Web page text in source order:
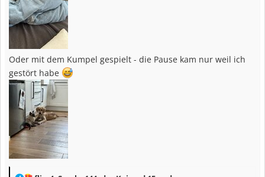
Oder mit dem Kumpel gespielt - die Pause kam nur weil ich
gestört habe